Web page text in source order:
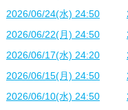
2026/06/24(水) 24:50
2026/06/22(月) 24:50
2026/06/17(水) 24:20
2026/06/15(月) 24:50
2026/06/10(水) 24:50